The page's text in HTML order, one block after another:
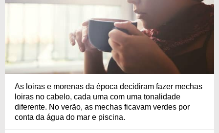
As loiras e morenas da época decidiram fazer mechas
loiras no cabelo, cada uma com uma tonalidade
diferente. No verão, as mechas ficavam verdes por
conta da água do mar e piscina.